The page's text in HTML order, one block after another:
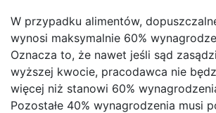
W przypadku alimentów,
wynosi maksymalnie 60%
Oznacza to, że nawet jeśli sąd
wyższej kwocie, pracodawca nie
więcej niż stanowi 60%
Pozostałe 40% wynagrodzenia musi